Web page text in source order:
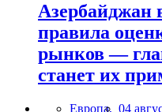
Азербайджан
правила
рынков —
станет их
Европа, 04